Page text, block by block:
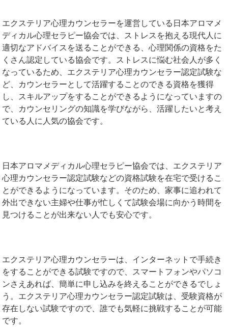
エクステリア心理カウンセラーを運営している日本アロマメ
ディカル心理セラピー協会では、ストレスを抱える現代人に
適切なアドバイスを送ることができる、心理関係の資格をた
くさん認定している協会です。ストレスに悩む社会人が多く
なっているため、エクステリア心理カウンセラー認定試験な
ど、カウンセラーとして活躍することのできる資格を獲得
し、スキルアップをすることができるようになっていますの
で、カウンセリングの知識を学びながら、活躍したいと考え
ている人に人気の協会です。
日本アロマメディカル心理セラピー協会では、エクステリア
心理カウンセラー認定試験などの資格試験を在宅で受けるこ
とができるようになっています。そのため、家事に追われて
外出できない主婦や仕事が忙しくて試験会場に向かう時間を
見つけることが出来ない人でも安心です。
エクステリア心理カウンセラーは、インターネットで手続き
をすることができる試験ですので、スマートフォンやパソコ
ンさえあれば、簡単に申し込みを終えることができるでしょ
う。エクステリア心理カウンセラー認定試験は、受験資格が
存在しない試験ですので、誰でも気軽に挑戦することが可能
です。